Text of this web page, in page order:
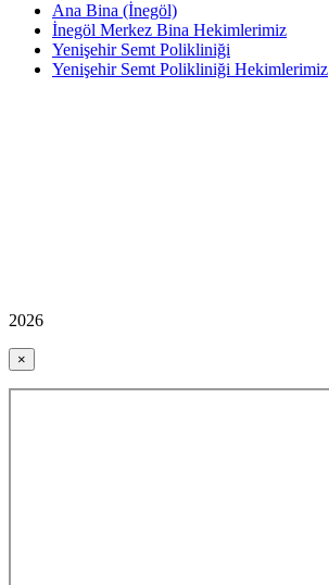
Ana Bina (İnegöl)
İnegöl Merkez Bina Hekimlerimiz
Yenişehir Semt Polikliniği
Yenişehir Semt Polikliniği Hekimlerimiz
2026
×